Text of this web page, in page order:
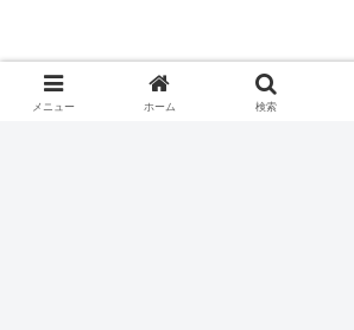
メニュー ホーム 検索